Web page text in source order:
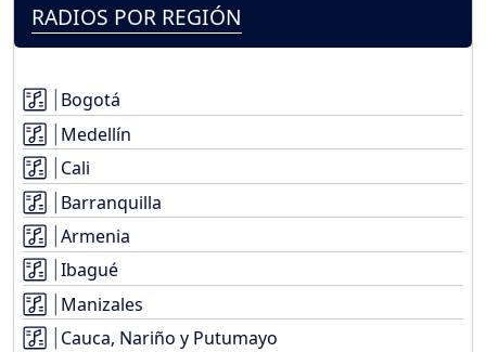
RADIOS POR REGIÓN
Bogotá
Medellín
Cali
Barranquilla
Armenia
Ibagué
Manizales
Cauca, Nariño y Putumayo